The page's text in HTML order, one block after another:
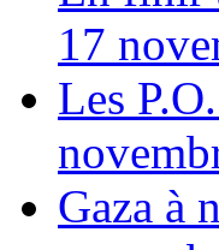
17
Les
Gaza à